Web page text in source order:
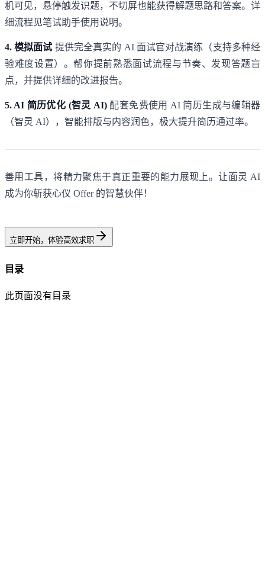
机可见，悬停触发识题，不切屏也能获得解题思路和答案。详
细流程见笔试助手使用说明。
4. 模拟面试 提供完全真实的 AI 面试官对战演练（支持多种经
验难度设置）。帮你提前熟悉面试流程与节奏、发现答题盲
点，并提供详细的改进报告。
5. AI 简历优化 (智灵 AI) 配套免费使用 AI 简历生成与编辑器
（智灵 AI）
，智能排版与内容润色，极大提升简历通过率。
善用工具，将精力聚焦于真正重要的能力展现上。让面灵 AI
成为你斩获心仪 Offer 的智慧伙伴！
立即开始，体验高效求职
目录
此页面没有目录